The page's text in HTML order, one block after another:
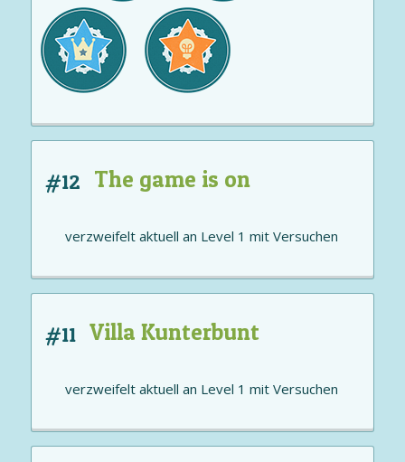
#12 The game is on
verzweifelt aktuell an Level 1 mitVersuchen
#11 Villa Kunterbunt
verzweifelt aktuell an Level 1 mitVersuchen